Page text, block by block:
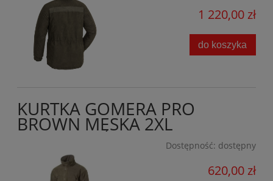
1 220,00 zł
do koszyka
KURTKA GOMERA PRO
BROWN MĘSKA 2XL
Dostępność: dostępny
620,00 zł